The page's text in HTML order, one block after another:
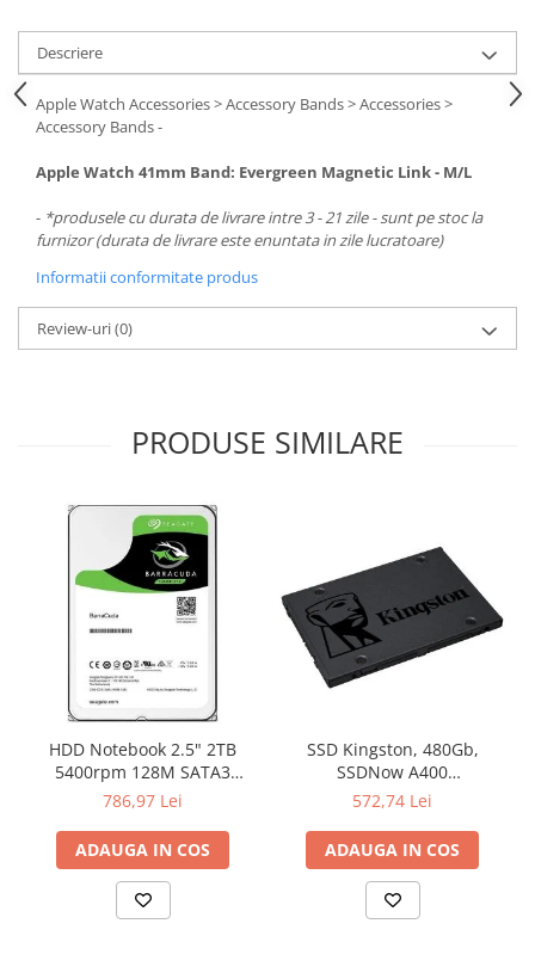
Descriere
Apple Watch Accessories > Accessory Bands > Accessories >
Accessory Bands -
Apple Watch 41mm Band: Evergreen Magnetic Link - M/L
- *produsele cu durata de livrare intre 3 - 21 zile - sunt pe stoc la
furnizor (durata de livrare este enuntata in zile lucratoare)
Informatii conformitate produs
Review-uri(0)
PRODUSE SIMILARE
HDD Notebook 2.5" 2TB
5400rpm 128M SATA3
SEAGATE
786,97 Lei
ADAUGA IN COS
SSD Kingston, 480Gb,
SSDNow A400
"SA400S37/480G"
572,74 Lei
ADAUGA IN COS